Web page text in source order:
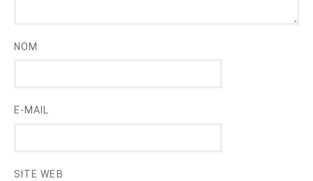
NOM
E-MAIL
SITE WEB